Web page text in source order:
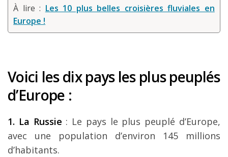
À lire : Les 10 plus belles croisières fluviales en
Europe !
Voici les dix pays les plus peuplés
d’Europe :
1. La Russie : Le pays le plus peuplé d’Europe,
avec une population d’environ 145 millions
d’habitants.